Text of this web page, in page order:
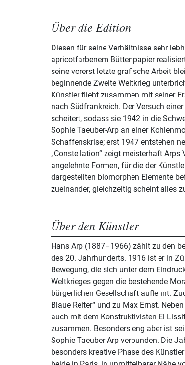
Über die Edition
Diesen für seine Verhältnisse sehr
apricotfarbenem Büttenpapier
seine vorerst letzte grafische Arbeit
beginnende Zweite Weltkrieg
Künstler flieht zusammen mit seiner
nach Südfrankreich. Der Versuch
scheitert, sodass sie 1942 in die
Sophie Taeuber-Arp an einer
Schaffenskrise; erst 1947 entstehen
„Constellation“ zeigt meisterhaft Arps
angelehnte Formen, für die der
dargestellten biomorphen Elemente
zueinander, gleichzeitig scheint alles
Über den Künstler
Hans Arp (1887–1966) zählt zu den
des 20. Jahrhunderts. 1916 ist er in
Bewegung, die sich unter dem
Weltkrieges gegen die bestehende
bürgerlichen Gesellschaft auflehnt.
Blaue Reiter“ und zu Max Ernst.
auch mit dem Konstruktivisten El
zusammen. Besonders eng aber ist
Sophie Taeuber-Arp verbunden. Die
besonders kreative Phase des